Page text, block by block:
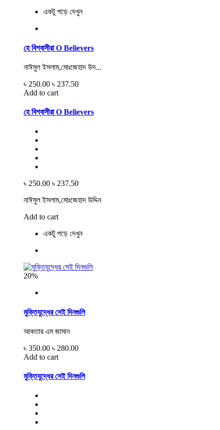
একটু পড়ে দেখুন
হে বিশ্বাসীরা O Believers
নাঈমুল ইসলাম,মোঃজেহাদ উদ...
৳ 250.00 ৳ 237.50
Add to cart
হে বিশ্বাসীরা O Believers
৳ 250.00 ৳ 237.50
নাঈমুল ইসলাম,মোঃজেহাদ উদ্দিন
Add to cart
একটু পড়ে দেখুন
20%
মুক্তিযুদ্ধের সেই দিনগুলি
আকতার এম জামান
৳ 350.00 ৳ 280.00
Add to cart
মুক্তিযুদ্ধের সেই দিনগুলি